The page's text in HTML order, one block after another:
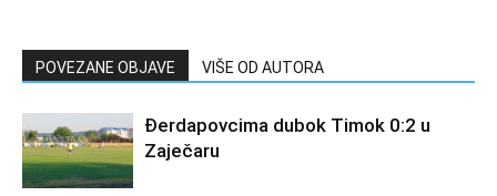
POVEZANE OBJAVE VIŠE OD AUTORA
Đerdapovcima dubok Timok 0:2 u
Zaječaru